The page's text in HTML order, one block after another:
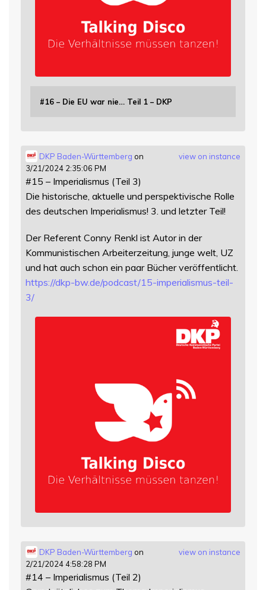
#16 – Die EU war nie… Teil 1 – DKP
view on instance
DKP Baden-Württemberg on
3/21/2024 2:35:06 PM
#15 – Imperialismus (Teil 3)
Die historische, aktuelle und perspektivische Rolle
des deutschen Imperialismus! 3. und letzter Teil!
Der Referent Conny Renkl ist Autor in der
Kommunistischen Arbeiterzeitung, junge welt, UZ
und hat auch schon ein paar Bücher veröffentlicht.
https://dkp-bw.de/podcast/15-imperialismus-teil-
3/
view on instance
DKP Baden-Württemberg on
2/21/2024 4:58:28 PM
#14 – Imperialismus (Teil 2)